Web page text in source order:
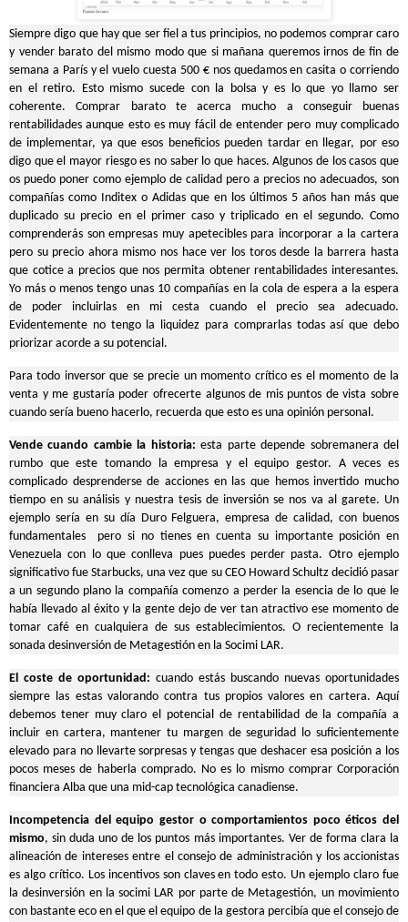
Siempre digo que hay que ser fiel a tus principios, no podemos comprar caro
y vender barato del mismo modo que si mañana queremos irnos de fin de
semana a París y el vuelo cuesta 500 € nos quedamos en casita o corriendo
en el retiro. Esto mismo sucede con la bolsa y es lo que yo llamo ser
coherente. Comprar barato te acerca mucho a conseguir buenas
rentabilidades aunque esto es muy fácil de entender pero muy complicado
de implementar, ya que esos beneficios pueden tardar en llegar, por eso
digo que el mayor riesgo es no saber lo que haces. Algunos de los casos que
os puedo poner como ejemplo de calidad pero a precios no adecuados, son
compañías como Inditex o Adidas que en los últimos 5 años han más que
duplicado su precio en el primer caso y triplicado en el segundo. Como
comprenderás son empresas muy apetecibles para incorporar a la cartera
pero su precio ahora mismo nos hace ver los toros desde la barrera hasta
que cotice a precios que nos permita obtener rentabilidades interesantes.
Yo más o menos tengo unas 10 compañías en la cola de espera a la espera
de poder incluirlas en mi cesta cuando el precio sea adecuado.
Evidentemente no tengo la liquidez para comprarlas todas así que debo
priorizar acorde a su potencial.
Para todo inversor que se precie un momento crítico es el momento de la
venta y me gustaría poder ofrecerte algunos de mis puntos de vista sobre
cuando sería bueno hacerlo, recuerda que esto es una opinión personal.
Vende cuando cambie la historia: esta parte depende sobremanera del
rumbo que este tomando la empresa y el equipo gestor. A veces es
complicado desprenderse de acciones en las que hemos invertido mucho
tiempo en su análisis y nuestra tesis de inversión se nos va al garete. Un
ejemplo sería en su día Duro Felguera, empresa de calidad, con buenos
fundamentales pero si no tienes en cuenta su importante posición en
Venezuela con lo que conlleva pues puedes perder pasta. Otro ejemplo
significativo fue Starbucks, una vez que su CEO Howard Schultz decidió pasar
a un segundo plano la compañía comenzo a perder la esencia de lo que le
había llevado al éxito y la gente dejo de ver tan atractivo ese momento de
tomar café en cualquiera de sus establecimientos. O recientemente la
sonada desinversión de Metagestión en la Socimi LAR.
El coste de oportunidad: cuando estás buscando nuevas oportunidades
siempre las estas valorando contra tus propios valores en cartera. Aquí
debemos tener muy claro el potencial de rentabilidad de la compañía a
incluir en cartera, mantener tu margen de seguridad lo suficientemente
elevado para no llevarte sorpresas y tengas que deshacer esa posición a los
pocos meses de haberla comprado. No es lo mismo comprar Corporación
financiera Alba que una mid-cap tecnológica canadiense.
Incompetencia del equipo gestor o comportamientos poco éticos del
mismo, sin duda uno de los puntos más importantes. Ver de forma clara la
alineación de intereses entre el consejo de administración y los accionistas
es algo crítico. Los incentivos son claves en todo esto. Un ejemplo claro fue
la desinversión en la socimi LAR por parte de Metagestión, un movimiento
con bastante eco en el que el equipo de la gestora percibía que el consejo de